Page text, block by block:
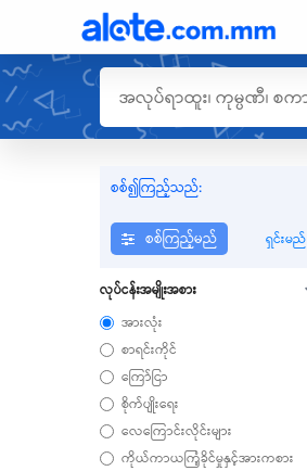
စစ်၍ကြည့်သည်:
စစ်ကြည့်မည် ရှင်းမည်
လုပ်ငန်းအမျိုးအစား
အားလုံး
စာရင်းကိုင်
ကြော်ငြာ
စိုက်ပျိုးရေး
လေကြောင်းလိုင်းများ
ကိုယ်ကာယကြံ့ခိုင်မှုနှင့်အားကစား